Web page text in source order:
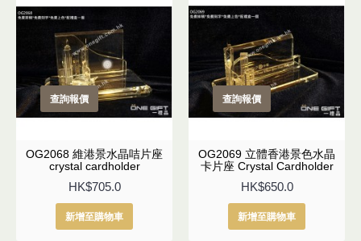
OG2068 維港景水晶咭片座
crystal cardholder
HK$705.0
新增至購物車
查詢報價
OG2069 立體香港景色水晶
卡片座 Crystal Cardholder
HK$650.0
新增至購物車
查詢報價